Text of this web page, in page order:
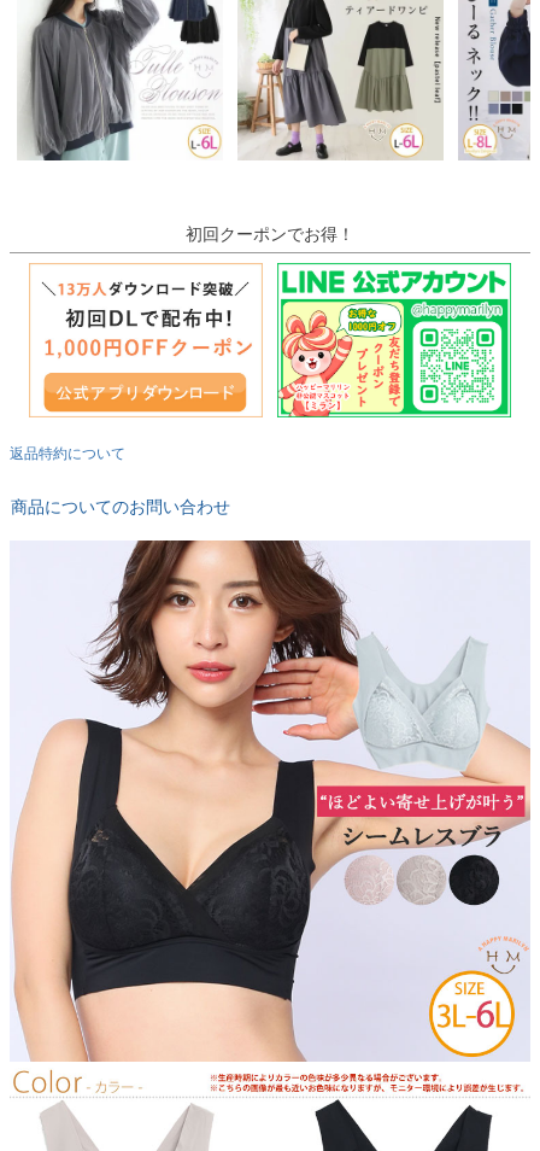
初回クーポンでお得！
返品特約について
商品についてのお問い合わせ